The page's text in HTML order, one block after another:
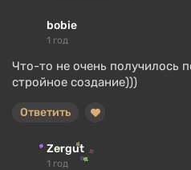
bobie
1 год
Что-то не очень получилось
стройное создание)))
Ответить
Zergut
1 год